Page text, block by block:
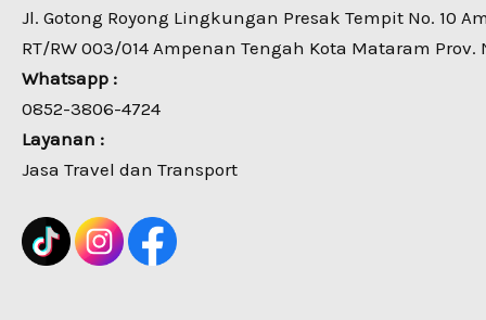
Jl. Gotong Royong Lingkungan Presak Tempit No. 10
RT/RW 003/014 Ampenan Tengah Kota Mataram Prov.
Whatsapp :
0852-3806-4724
Layanan :
Jasa Travel dan Transport